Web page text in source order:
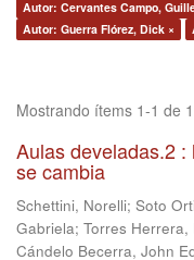
Autor: Cervantes Campo,
Autor: Guerra Flórez, Dick ×
Mostrando ítems 1-1 de 1
Aulas develadas.2
se cambia
Schettini, Norelli; Soto
Gabriela; Torres Herrera,
Cándelo Becerra, John